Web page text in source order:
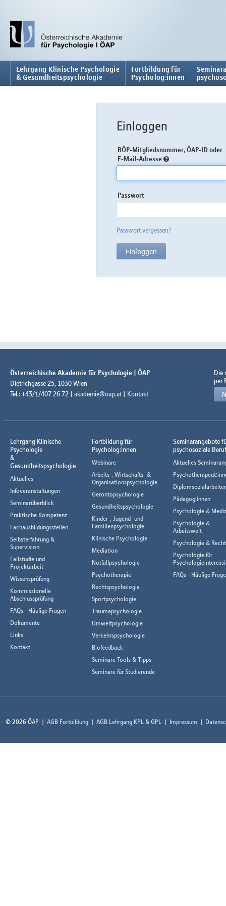
Lehrgang Klinische Psychologie
& Gesundheitspsychologie
Fortbildung für
Psycholog:innen
Einloggen
BÖP-Mitgliedsnummer, ÖAP-ID oder
E-Mail-Adresse
Passwort
Passwort vergessen?
Österreichische Akademie für Psychologie | ÖAP
Dietrichgasse 25, 1030 Wien
Tel.: +43/1/407 26 72 | akademie@oap.at | Kontakt
Die
per
Lehrgang Klinische
Psychologie
&
Gesundheitspsychologie
Aktuelles
Infoveranstaltungen
Seminarüberblick
Praktische Kompetenz
Fachausbildungsstellen
Selbsterfahrung &
Supervision
Fallstudie und
Projektarbeit
Wissensprüfung
Kommissionelle
Abschlussprüfung
FAQs - Häufige Fragen
Dokumente
Links
Kontakt
Fortbildung für
Psycholog:innen
Webinare
Arbeits-, Wirtschafts- &
Organisationspsychologie
Gerontopsychologie
Gesundheitspsychologie
Kinder-, Jugend- und
Familienpsychologie
Klinische Psychologie
Mediation
Notfallpsychologie
Psychotherapie
Rechtspsychologie
Sportpsychologie
Traumapsychologie
Umweltpsychologie
Verkehrspsychologie
Biofeedback
Seminare Tools & Tipps
Seminare für Studierende
Seminarangebote
psychosoziale
Aktuelles
Pädagog:innen
Psychologie &
Psychologie &
Arbeitswelt
Psychologie & Recht
Psychologie für
FAQs - Häufige
© 2026 ÖAP AGB Fortbildung AGB Lehrgang KPL & GPL Impressum